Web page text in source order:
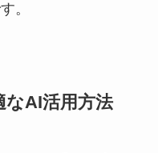
。
AI活用方法